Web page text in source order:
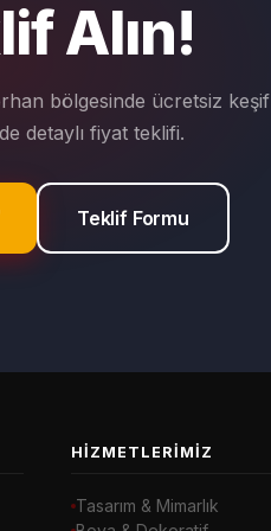
Alın!
bölgesinde ücretsiz keşif
detaylı fiyat teklifi.
Teklif Formu
HIZMETLERIMIZ
Tasarım & Mimarlık